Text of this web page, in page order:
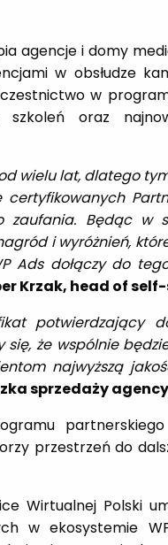
agencje i domy
w obsłudze
w
oraz
wielu lat, dlatego
zaufania. Będąc w
i wyróżnień,
Ads dołączy do
Krzak, head of self-
potwierdzający
się, że wspólnie
najwyższą
sprzedaży
przestrzeń do
Wirtualnej Polski
w ekosystemie